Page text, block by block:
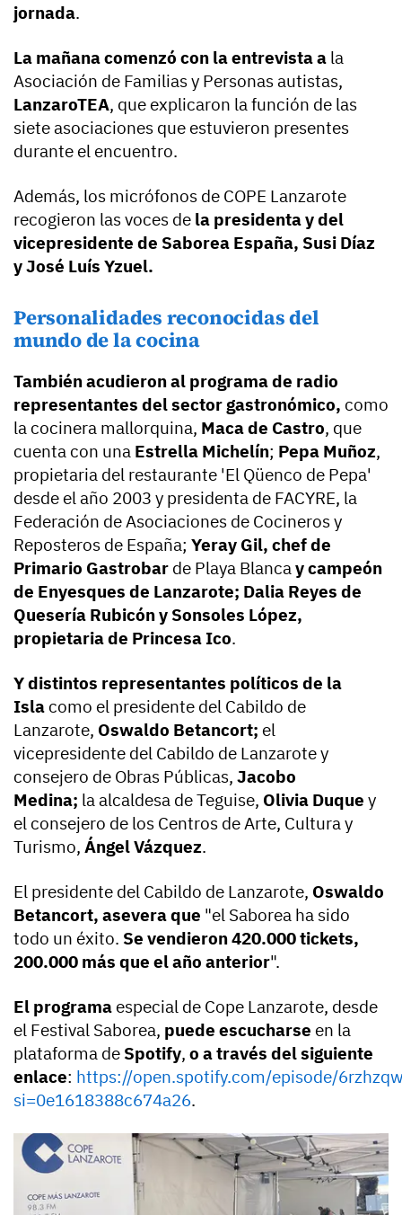
jornada.
La mañana comenzó con la entrevista a la
Asociación de Familias y Personas autistas,
LanzaroTEA, que explicaron la función de las
siete asociaciones que estuvieron presentes
durante el encuentro.
Además, los micrófonos de COPE Lanzarote
recogieron las voces de la presidenta y del
vicepresidente de Saborea España, Susi Díaz
y José Luís Yzuel.
Personalidades reconocidas del
mundo de la cocina
También acudieron al programa de radio
representantes del sector gastronómico, como
la cocinera mallorquina, Maca de Castro, que
cuenta con una Estrella Michelín; Pepa Muñoz,
propietaria del restaurante 'El Qüenco de Pepa'
desde el año 2003 y presidenta de FACYRE, la
Federación de Asociaciones de Cocineros y
Reposteros de España; Yeray Gil, chef de
Primario Gastrobar de Playa Blanca y campeón
de Enyesques de Lanzarote; Dalia Reyes de
Quesería Rubicón y Sonsoles López,
propietaria de Princesa Ico.
Y distintos representantes políticos de la
Isla como el presidente del Cabildo de
Lanzarote, Oswaldo Betancort; el
vicepresidente del Cabildo de Lanzarote y
consejero de Obras Públicas, Jacobo
Medina; la alcaldesa de Teguise, Olivia Duque y
el consejero de los Centros de Arte, Cultura y
Turismo, Ángel Vázquez.
El presidente del Cabildo de Lanzarote, Oswaldo
Betancort, asevera que "el Saborea ha sido
todo un éxito. Se vendieron 420.000 tickets,
200.000 más que el año anterior".
El programa especial de Cope Lanzarote, desde
el Festival Saborea, puede escucharse en la
plataforma de Spotify, o a través del siguiente
enlace: https://open.spotify.com/episode/
si=0e1618388c674a26.